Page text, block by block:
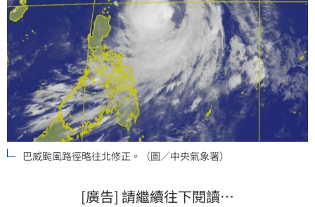
巴威颱風路徑略往北修正。（圖／中央氣象署）
[廣告] 請繼續往下閱讀…